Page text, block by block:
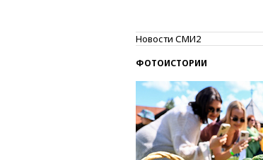
Новости СМИ2
ФОТОИСТОРИИ